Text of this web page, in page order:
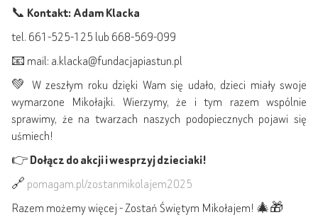
📞 Kontakt: Adam Klacka
tel. 661-525-125 lub 668-569-099
📧 mail: a.klacka@fundacjapiastun.pl
💚 W zeszłym roku dzięki Wam się udało, dzieci miały swoje
wymarzone Mikołajki. Wierzymy, że i tym razem wspólnie
sprawimy, że na twarzach naszych podopiecznych pojawi się
uśmiech!
👉Dołącz do akcji i wesprzyj dzieciaki!
🔗 pomagam.pl/zostanmikolajem2025
Razem możemy więcej - Zostań Świętym Mikołajem! 🎄🎁